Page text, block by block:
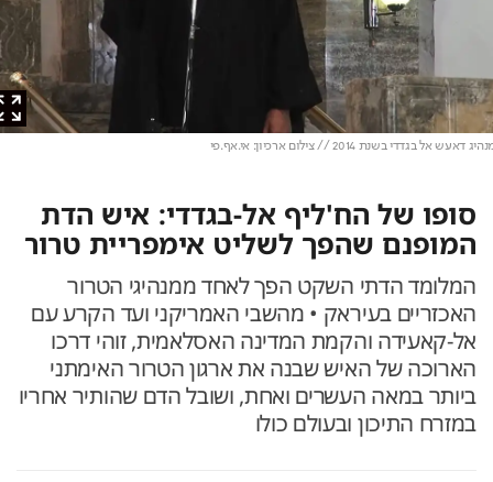
אל בגדדי בשנת 2014 // צילום ארכיון: אי.אף.פי
סופו של הח'ליף אל-בגדדי: איש הדת
המופנם שהפך לשליט אימפריית טרור
המלומד הדתי השקט הפך לאחד ממנהיגי הטרור
האכזריים בעיראק • מהשבי האמריקני ועד הקרע עם
אל-קאעידה והקמת המדינה האסלאמית, זוהי דרכו
הארוכה של האיש שבנה את ארגון הטרור האימתני
ביותר במאה העשרים ואחת, ושובל הדם שהותיר אחריו
במזרח התיכון ובעולם כולו